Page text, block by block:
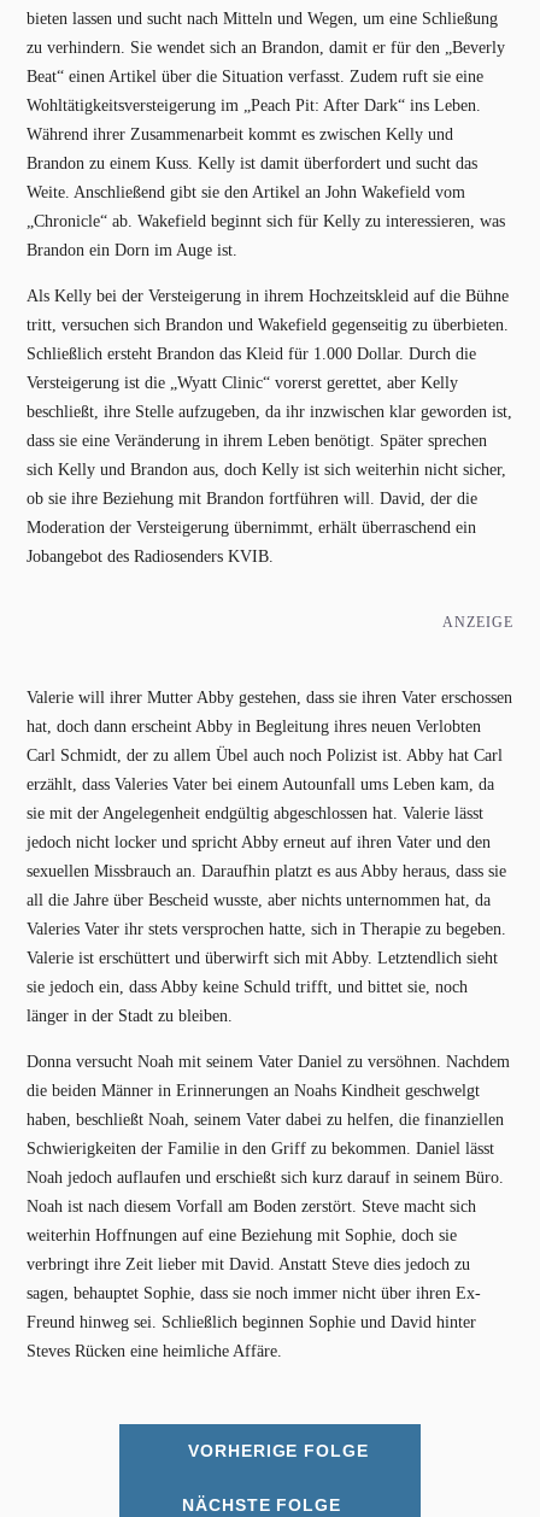
bieten lassen und sucht nach Mitteln und Wegen, um eine Schließung
zu verhindern. Sie wendet sich an Brandon, damit er für den „Beverly
Beat“ einen Artikel über die Situation verfasst. Zudem ruft sie eine
Wohltätigkeitsversteigerung im „Peach Pit: After Dark“ ins Leben.
Während ihrer Zusammenarbeit kommt es zwischen Kelly und
Brandon zu einem Kuss. Kelly ist damit überfordert und sucht das
Weite. Anschließend gibt sie den Artikel an John Wakefield vom
„Chronicle“ ab. Wakefield beginnt sich für Kelly zu interessieren, was
Brandon ein Dorn im Auge ist.
Als Kelly bei der Versteigerung in ihrem Hochzeitskleid auf die Bühne
tritt, versuchen sich Brandon und Wakefield gegenseitig zu überbieten.
Schließlich ersteht Brandon das Kleid für 1.000 Dollar. Durch die
Versteigerung ist die „Wyatt Clinic“ vorerst gerettet, aber Kelly
beschließt, ihre Stelle aufzugeben, da ihr inzwischen klar geworden ist,
dass sie eine Veränderung in ihrem Leben benötigt. Später sprechen
sich Kelly und Brandon aus, doch Kelly ist sich weiterhin nicht sicher,
ob sie ihre Beziehung mit Brandon fortführen will. David, der die
Moderation der Versteigerung übernimmt, erhält überraschend ein
Jobangebot des Radiosenders KVIB.
ANZEIGE
Valerie will ihrer Mutter Abby gestehen, dass sie ihren Vater erschossen
hat, doch dann erscheint Abby in Begleitung ihres neuen Verlobten
Carl Schmidt, der zu allem Übel auch noch Polizist ist. Abby hat Carl
erzählt, dass Valeries Vater bei einem Autounfall ums Leben kam, da
sie mit der Angelegenheit endgültig abgeschlossen hat. Valerie lässt
jedoch nicht locker und spricht Abby erneut auf ihren Vater und den
sexuellen Missbrauch an. Daraufhin platzt es aus Abby heraus, dass sie
all die Jahre über Bescheid wusste, aber nichts unternommen hat, da
Valeries Vater ihr stets versprochen hatte, sich in Therapie zu begeben.
Valerie ist erschüttert und überwirft sich mit Abby. Letztendlich sieht
sie jedoch ein, dass Abby keine Schuld trifft, und bittet sie, noch
länger in der Stadt zu bleiben.
Donna versucht Noah mit seinem Vater Daniel zu versöhnen. Nachdem
die beiden Männer in Erinnerungen an Noahs Kindheit geschwelgt
haben, beschließt Noah, seinem Vater dabei zu helfen, die finanziellen
Schwierigkeiten der Familie in den Griff zu bekommen. Daniel lässt
Noah jedoch auflaufen und erschießt sich kurz darauf in seinem Büro.
Noah ist nach diesem Vorfall am Boden zerstört. Steve macht sich
weiterhin Hoffnungen auf eine Beziehung mit Sophie, doch sie
verbringt ihre Zeit lieber mit David. Anstatt Steve dies jedoch zu
sagen, behauptet Sophie, dass sie noch immer nicht über ihren Ex-
Freund hinweg sei. Schließlich beginnen Sophie und David hinter
Steves Rücken eine heimliche Affäre.
VORHERIGE FOLGE
NÄCHSTE FOLGE